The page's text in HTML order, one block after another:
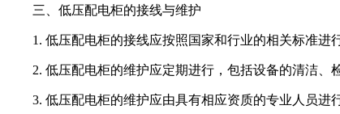
三、低压配电柜的接线与维护
1. 低压配电柜的接线应按照国家和行业的相关标准进
2. 低压配电柜的维护应定期进行，包括设备的清洁、
3. 低压配电柜的维护应由具有相应资质的专业人员进